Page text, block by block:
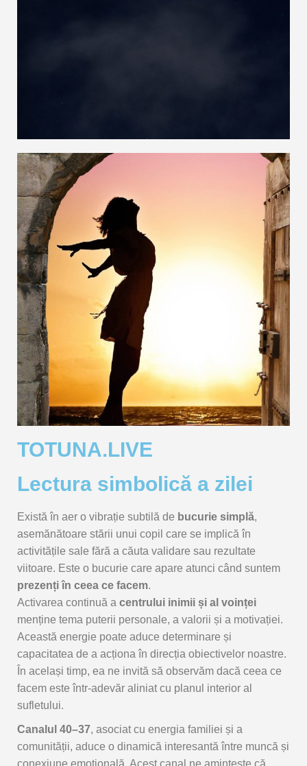
TOTUNA.LIVE
Lectura simbolică a zilei
Există în aer o vibrație subtilă de bucurie simplă,
asemănătoare stării unui copil care se implică în
activitățile sale fără a căuta validare sau rezultate
viitoare. Este o bucurie care apare atunci când suntem
prezențiîn ceea ce facem.
Activarea continuă a centrului inimii și al voinței
menține tema puterii personale, a valorii și a motivației.
Această energie poate aduce determinare și
capacitatea de a acționa în direcția obiectivelor noastre.
În același timp, ea ne invită să observăm dacă ceea ce
facem este într-adevăr aliniat cu planul interior al
sufletului.
Canalul 40–37, asociat cu energia familiei și a
comunității, aduce o dinamică interesantă între muncă și